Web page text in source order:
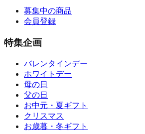
募集中の商品
会員登録
特集企画
バレンタインデー
ホワイトデー
母の日
父の日
お中元・夏ギフト
クリスマス
お歳暮・冬ギフト